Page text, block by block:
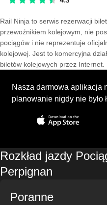
Rail Ninja to serwis rezerwacji
przewoźnikiem kolejowym, nie
pociągów i nie reprezentuje
kolejowej. Jest to komercyjna
biletów kolejowych przez Internet.
Nasza darmowa aplikacja
planowanie nigdy nie było
Rozkład jazdy
Perpignan
Poranne